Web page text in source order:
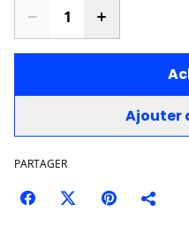
Ajouter
PARTAGER